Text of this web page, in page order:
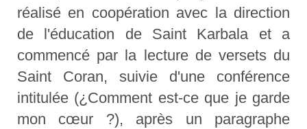
réalisé en coopération avec la direction
de l'éducation de Saint Karbala et a
commencé par la lecture de versets du
Saint Coran, suivie d'une conférence
intitulée (¿Comment est-ce que je garde
mon cœur ?), après un paragraphe